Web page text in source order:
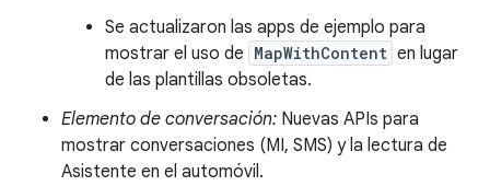
Se actualizaron las apps de ejemplo para
mostrar el uso de MapWithContent en lugar
de las plantillas obsoletas.
Elemento de conversación: Nuevas APIs para
mostrar conversaciones (MI, SMS) y la lectura de
Asistente en el automóvil.